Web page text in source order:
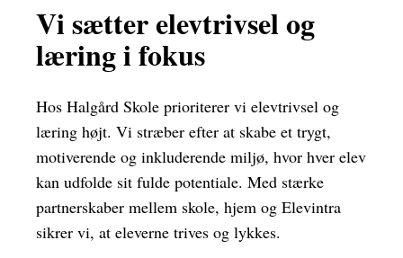
Vi sætter elevtrivsel og
læring i fokus
Hos Halgård Skole prioriterer vi elevtrivsel og
læring højt. Vi stræber efter at skabe et trygt,
motiverende og inkluderende miljø, hvor hver elev
kan udfolde sit fulde potentiale. Med stærke
partnerskaber mellem skole, hjem og Elevintra
sikrer vi, at eleverne trives og lykkes.